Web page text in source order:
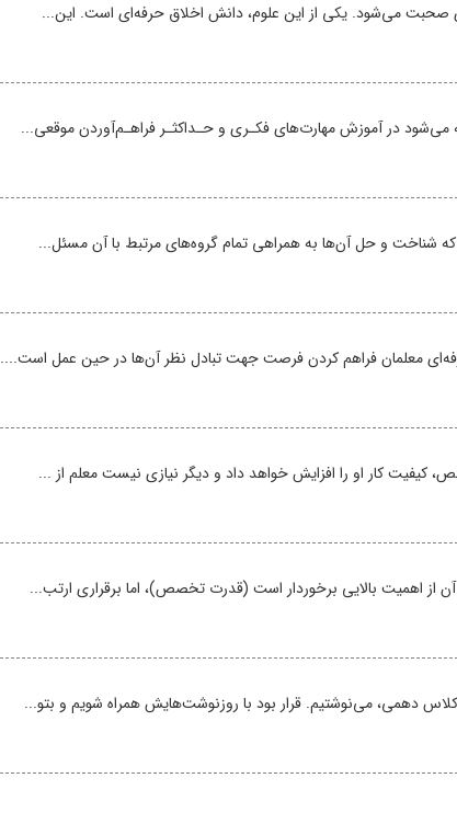
صحبت می‌شود. یکی از این علوم، دانش اخلاق حرفه‌ای است. این...
می‌شود در آموزش مهارت‌های فکـری و حـداکثـر فراهـم‌آوردن موقعی...
شناخت و حل آن‌ها به همراهی تمام گروه‌های مرتبط با آن مسئل...
معلمان فراهم کردن فرصت جهت تبادل نظر آن‌ها در حین عمل است....
کیفیت کار او را افزایش خواهد داد و دیگر نیازی نیست معلم از ...
از اهمیت بالایی برخوردار است (قدرت تخصص)، اما برقراری ارتب...
دهمی، می‌نوشتیم. قرار بود با روزنوشت‌هایش همراه شویم و بتو...